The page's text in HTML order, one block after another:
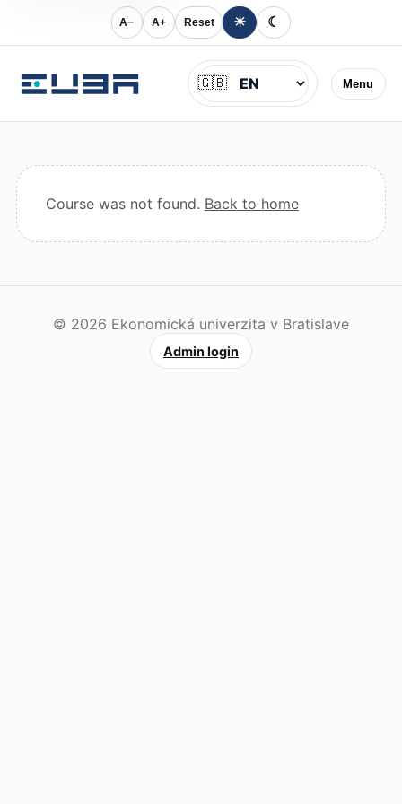
A− A+ Reset ☀ ☾
Menu
Jazyk
🇬🇧
Course was not found. Back to home
© 2026 Ekonomická univerzita v Bratislave
Admin login